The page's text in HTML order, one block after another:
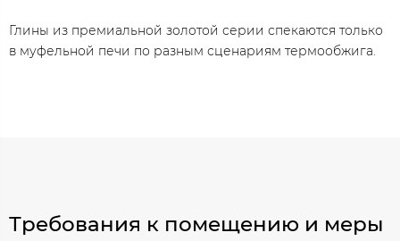
Глины из премиальной золотой серии спекаются только
в муфельной печи по разным сценариям термообжига.
Требования к помещению и меры